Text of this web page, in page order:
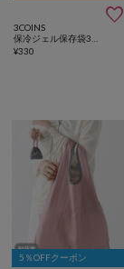

3COINS
¥330
5％OFFクーポン